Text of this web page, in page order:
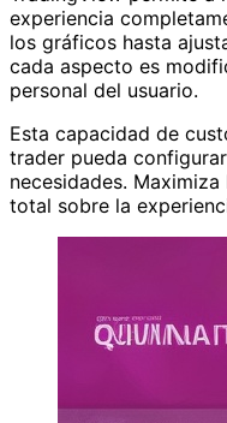
experiencia
los gráficos hasta
cada aspecto es
personal del usuario.
Esta capacidad de
trader pueda
necesidades.
total sobre la